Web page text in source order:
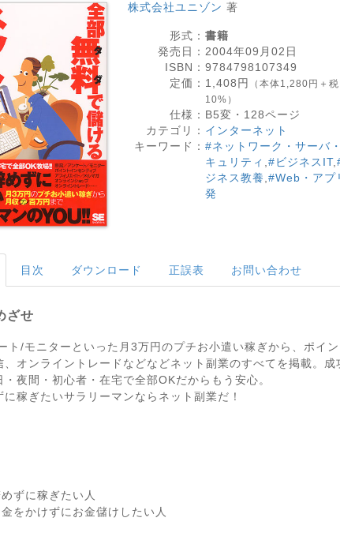
株式会社ユニゾン 著
形式： 書籍
発売日： 2004年09月02日
ISBN： 9784798107349
定価： 1,408 円
（本体1,280円＋税
10%）
仕様： B5変・ 128ページ
カテゴリ： インターネット
キーワード： #ネットワーク・サーバ
キュリティ #ビジネスIT,
ジネス教養 #Web・アプ
発
目次 ダウンロード 正誤表 お問い合わせ
ざせ
ト/モニターといった月3万円のプチお小遣い稼ぎから、ポイ
、オンライントレードなどなどネット副業のすべてを掲載。
・夜間・初心者・在宅で全部OKだからもう安心。
稼ぎたいサラリーマンならネット副業だ！
ずに稼ぎたい人
をかけずにお金儲けしたい人